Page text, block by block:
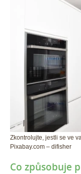
Zkontrolujte, jestli se ve
Pixabay.com – difisher
Co způsobuje